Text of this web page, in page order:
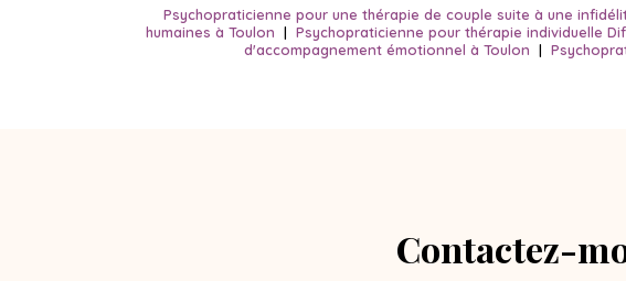
Psychopraticienne pour une thérapie de couple suite à une
humaines à Toulon | Psychopraticienne pour thérapie individuelle
d'accompagnement émotionnel à Toulon |
Contactez-